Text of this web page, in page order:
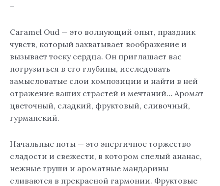
–
Caramel Oud — это волнующий опыт, праздник
чувств, который захватывает воображение и
вызывает тоску сердца. Он приглашает вас
погрузиться в его глубины, исследовать
замысловатые слои композиции и найти в ней
отражение ваших страстей и мечтаний… Аромат
цветочный, сладкий, фруктовый, сливочный,
гурманский.
Начальные ноты — это энергичное торжество
сладости и свежести, в котором спелый ананас,
нежные груши и ароматные мандарины
сливаются в прекрасной гармонии. Фруктовые